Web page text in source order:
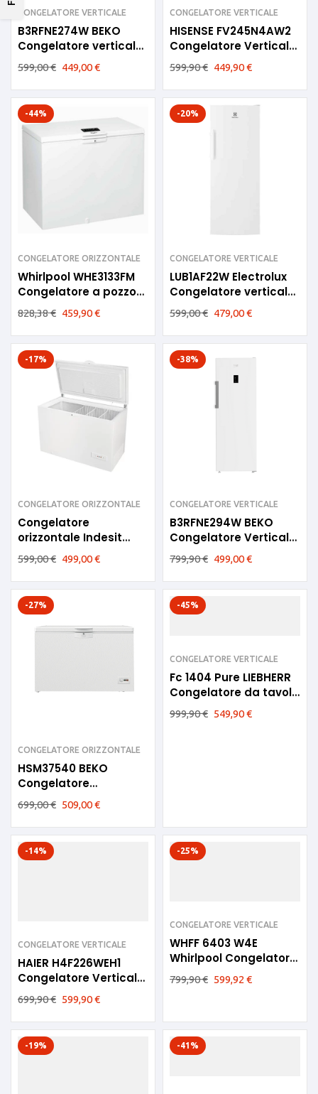
CONGELATORE VERTICALE
B3RFNE274W BEKO
Congelatore verticale
220lt E No Frost
599,00€ 449,00€
CONGELATORE VERTICALE
HISENSE FV245N4AW2
Congelatore Verticale
6 cassetti No Frost 276
L 60cm
599,90€ 449,90€
-44%
CONGELATORE ORIZZONTALE
Whirlpool WHE3133FM
Congelatore a pozzo
315lt
828,38€ 459,90€
-20%
CONGELATORE VERTICALE
LUB1AF22W Electrolux
Congelatore verticale
6 cassetti 220lt
599,00€ 479,00€
-17%
CONGELATORE ORIZZONTALE
Congelatore
orizzontale Indesit
450litri Cl.F140cm
OS1A450H
599,00€ 499,00€
-38%
CONGELATORE VERTICALE
B3RFNE294W BEKO
Congelatore Verticale
260litri E NoFrost
799,90€ 499,00€
-27%
CONGELATORE ORIZZONTALE
HSM37540 BEKO
Congelatore
Orizzontal 360 LT E
699,00€ 509,00€
-45%
CONGELATORE VERTICALE
Fc 1404 Pure LIEBHERR
Congelatore da tavolo
C
999,90€ 549,90€
-14%
CONGELATORE VERTICALE
HAIER H4F226WEH1
Congelatore Verticale
6 CASSETTI NoFrost
226L E Bianco
699,90€ 599,90€
-25%
CONGELATORE VERTICALE
WHFF 6403 W4E
Whirlpool Congelatore
verticale 70cm
799,90€ 599,92 €
-19% -41%